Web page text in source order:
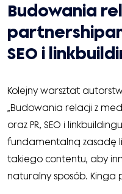
Budowania
SEO i
Kolejny warsztat
„Budowania relacji z
oraz PR, SEO i
fundamentalną zasadę
takiego contentu, aby
naturalny sposób. Kinga